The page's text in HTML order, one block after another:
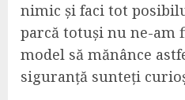
nimic și faci tot
parcă totuși nu ne-am
model să mănânce
siguranță sunteți